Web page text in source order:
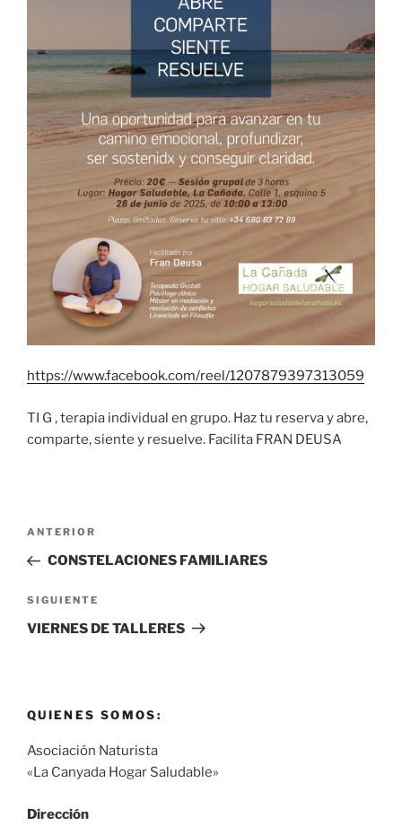
https://www.facebook.com/reel/1207879397313059
TI G , terapia individual en grupo. Haz tu reserva y abre,
comparte, siente y resuelve. Facilita FRAN DEUSA
Navegación
entradas
Entrada
anterior:
ANTERIOR
CONSTELACIONES FAMILIARES
Siguiente
entrada
SIGUIENTE
VIERNES DE TALLERES
QUIENES SOMOS:
Asociación Naturista
«La Canyada Hogar Saludable»
Dirección